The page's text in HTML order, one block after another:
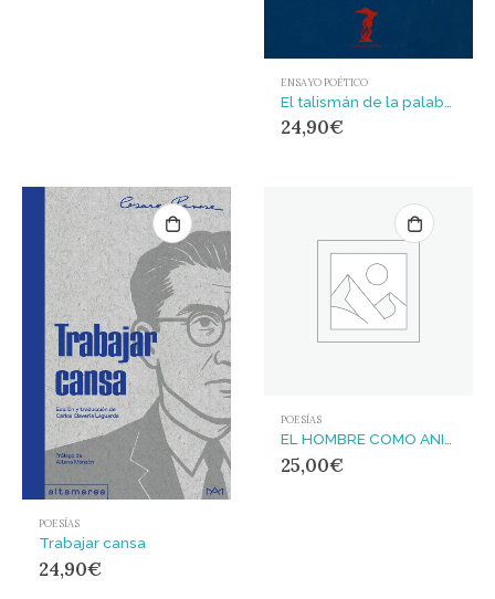
ENSAYO POÉTICO
24,90€
POESÍAS
Trabajar cansa
24,90€
POESÍAS
25,00€